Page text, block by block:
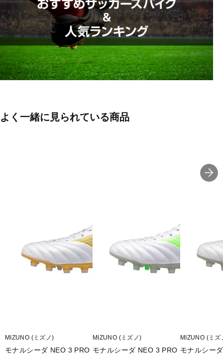
◇エンジニアードフィットラストネオ
◇天然芝/土/人工芝のグランド用
※アッパー本体の人工皮革基布に90%以上のリサイクル素材を使
■カラー(メーカー表記):
※ワイズを確認の上お買い求め下さい。また、足のサイズは甲高、
幅等個人差がありますので、あくまで目安としてご判断ください。
よく一緒に見られている商品
MIZUNO (ミズノ)
モナルシーダ NEO 3 PRO
MIZUNO (ミズノ)
モナルシーダ NEO 3 PRO
MIZUNO (ミズ
モナルシー